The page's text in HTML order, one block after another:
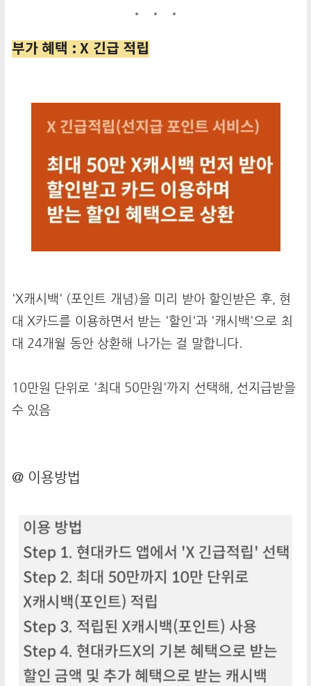
부가 혜택 : X 긴급 적립
'X캐시백' (포인트 개념)을 미리 받아 할인받은 후, 현
대 X카드를 이용하면서 받는 '할인'과 '캐시백'으로 최
대 24개월 동안 상환해 나가는 걸 말합니다.
10만원 단위로 '최대 50만원'까지 선택해, 선지급받을
수 있음
@ 이용방법